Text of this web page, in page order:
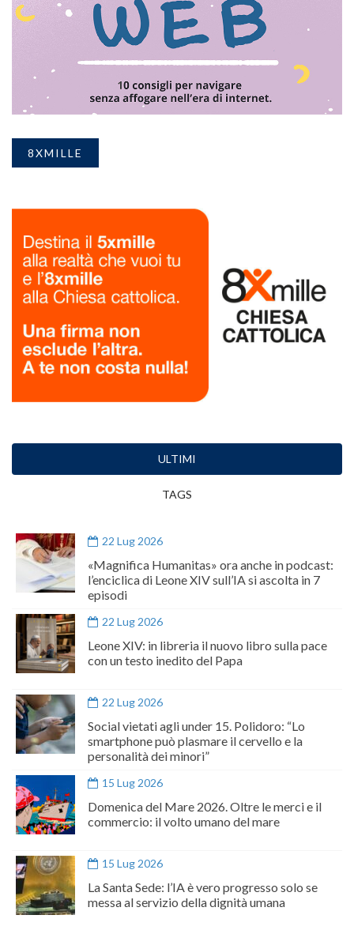
8XMILLE
ULTIMI
TAGS
22 Lug 2026
«Magnifica Humanitas» ora anche in podcast:
l’enciclica di Leone XIV sull’IA si ascolta in 7
episodi
22 Lug 2026
Leone XIV: in libreria il nuovo libro sulla pace
con un testo inedito del Papa
22 Lug 2026
Social vietati agli under 15. Polidoro: “Lo
smartphone può plasmare il cervello e la
personalità dei minori”
15 Lug 2026
Domenica del Mare 2026. Oltre le merci e il
commercio: il volto umano del mare
15 Lug 2026
La Santa Sede: l’IA è vero progresso solo se
messa al servizio della dignità umana